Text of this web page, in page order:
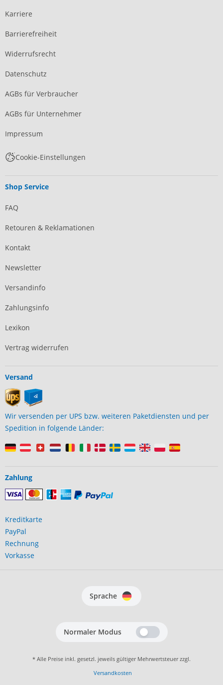
Karriere
Barrierefreiheit
Widerrufsrecht
Datenschutz
AGBs für Verbraucher
AGBs für Unternehmer
Impressum
Cookie-Einstellungen
Shop Service
FAQ
Retouren & Reklamationen
Kontakt
Newsletter
Versandinfo
Zahlungsinfo
Lexikon
Vertrag widerrufen
Versand
Wir versenden per UPS bzw. weiteren Paketdiensten und per
Spedition in folgende Länder:
Zahlung
Kreditkarte
PayPal
Rechnung
Vorkasse
Sprache
Normaler Modus
* Alle Preise inkl. gesetzl. jeweils gültiger Mehrwertsteuer zzgl.
Versandkosten